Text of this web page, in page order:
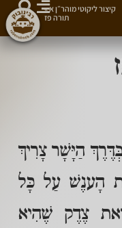
הַיָּשָׁר צָרִיךְ
הָענֶשׁ עַל כָּל
צֶדֶק שֶׁהִיא
קיצור ליקוטי מוהר״ן א»
תורה פז